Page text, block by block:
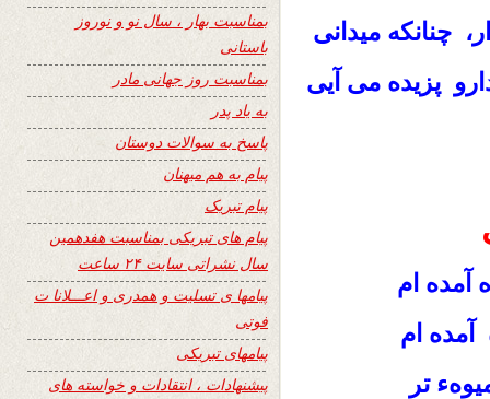
چنانکه میدانی
پزیده می آیی
ام
ام
تر
بمناسبت بهار ، سال نو و نوروز
باستانی
بمناسبت روز جهانی مادر
به یاد پدر
پاسخ به سوالات دوستان
پیام به هم میهنان
پیام تبریک
پیام های تبریکی بمناسبت هفدهمین
سال نشراتی سایت ۲۴ ساعت
پیامها ی تسلیت و همدری و اعـــلانا ت
فوتی
پیامهای تبریکی
پیشنهادات ، انتقادات و خواسته های